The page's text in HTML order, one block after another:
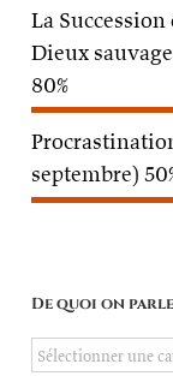
La Succession
Dieux
80%
septembre)
De quoi on parle
De